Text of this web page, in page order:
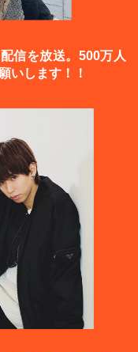
信を放送。500万人
いします！！